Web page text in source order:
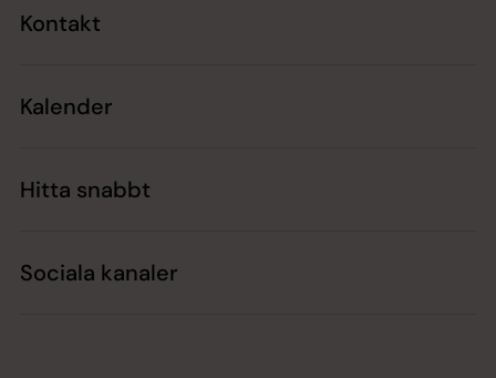
Kontakt
Kalender
Hitta snabbt
Sociala kanaler